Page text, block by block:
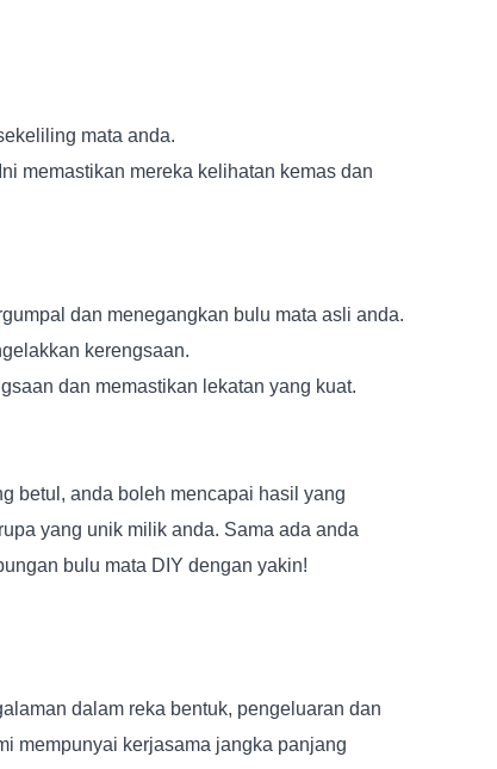
mata anda.
memastikan mereka kelihatan kemas dan
dan menegangkan bulu mata asli anda.
kerengsaan.
dan memastikan lekatan yang kuat.
betul, anda boleh mencapai hasil yang
yang unik milik anda. Sama ada anda
bulu mata DIY dengan yakin!
dalam reka bentuk, pengeluaran dan
mempunyai kerjasama jangka panjang